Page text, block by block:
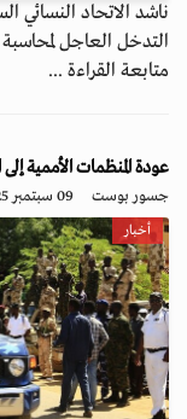
ناشد الاتحاد النسائي
التدخل العاجل
متابعة القراءة ...
عودة المنظمات الأممية
جسور بوست 09 سبتمبر 2025 - 07:43
أخبار